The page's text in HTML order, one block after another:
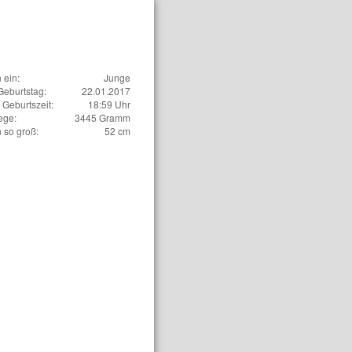
ein:
Junge
22.01.2017
18:59 Uhr
3445 Gramm
so groß:
52 cm